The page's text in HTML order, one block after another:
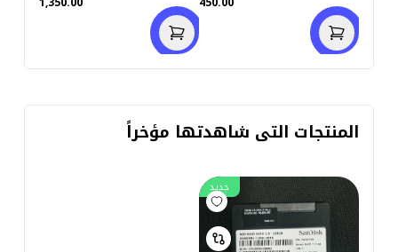
(استعمال )
المنتجات التى شاهدتها مؤخراً
جديد